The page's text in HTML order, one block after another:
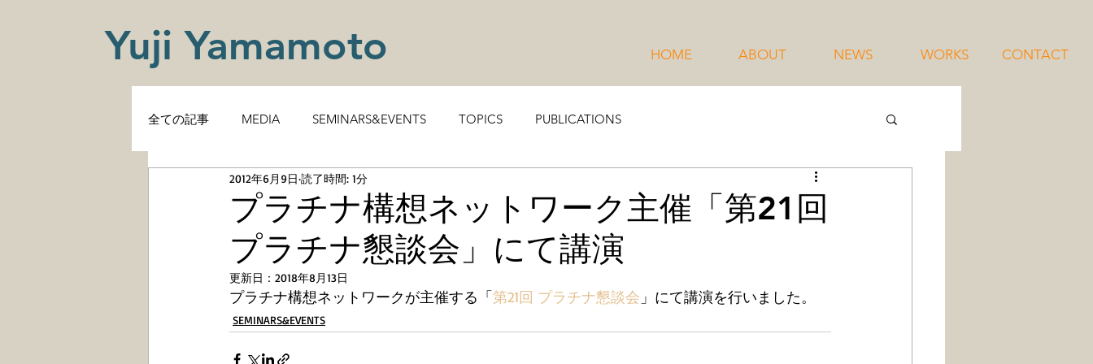
Yuji Yamamoto HOME ABOUT NEWS WORKS CONTACT
全ての記事 MEDIA SEMINARS&EVENTS TOPICS PUBLICATIONS
プラチナ構想ネットワーク主催「第21回
プラチナ懇談会」にて講演
2012年6月9日 読了時間: 1分
更新日： 2018年8月13日
プラチナ構想ネットワークが主催する「第21回 プラチナ懇談会 」にて講演を行いました。
SEMINARS&EVENTS